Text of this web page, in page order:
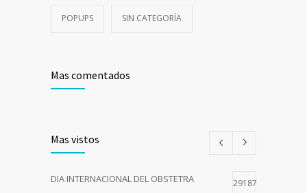
POPUPS SIN CATEGORÍA
Mas comentados
Mas vistos
DIA INTERNACIONAL DEL OBSTETRA 29187